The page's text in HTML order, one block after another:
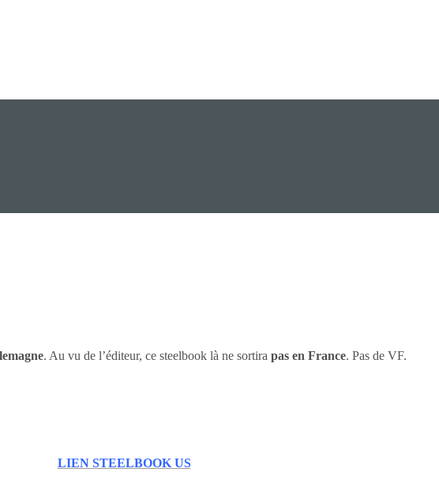
. Au vu de l’éditeur, ce steelbook là ne sortira pas en France. Pas de VF.
LIEN STEELBOOK US